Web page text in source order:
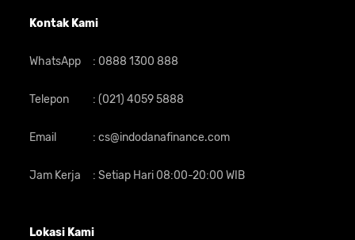
Kontak Kami
WhatsApp : 0888 1300 888
Telepon : (021) 4059 5888
Email : cs@indodanafinance.com
Jam Kerja : Setiap Hari 08:00-20:00 WIB
Lokasi Kami